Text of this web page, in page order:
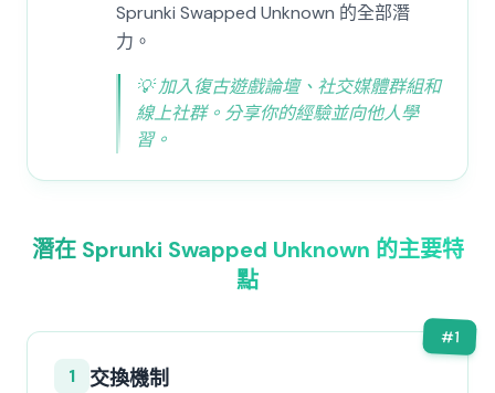
Sprunki Swapped Unknown 的全部潛
力。
💡加入復古遊戲論壇、社交媒體群組和
線上社群。分享你的經驗並向他人學
習。
潛在 Sprunki Swapped Unknown 的主要特
點
#1
1 交換機制